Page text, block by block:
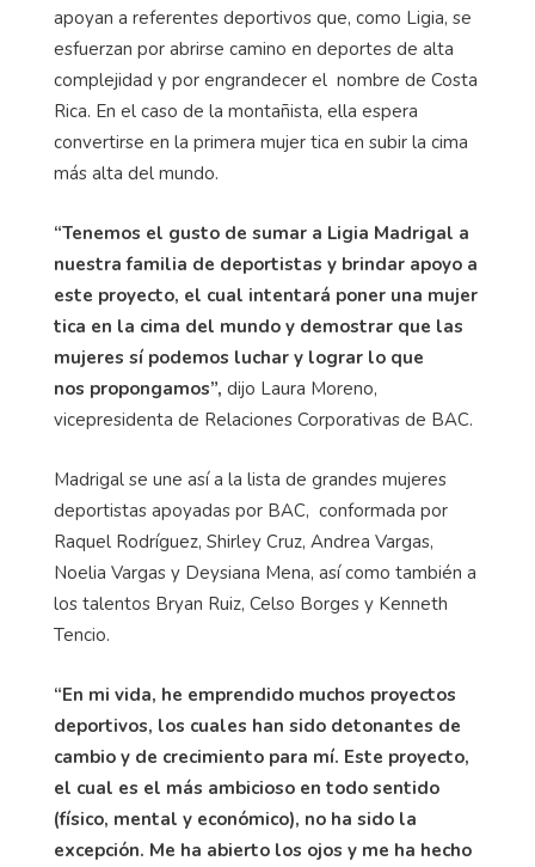
apoyan a referentes deportivos que, como Ligia, se
esfuerzan por abrirse camino en deportes de alta
complejidad y por engrandecer el nombre de Costa
Rica. En el caso de la montañista, ella espera
convertirse en la primera mujer tica en subir la cima
más alta del mundo.
“Tenemos el gusto de sumar a Ligia Madrigal a
nuestra familia de deportistas y brindar apoyo a
este proyecto, el cual intentará poner una mujer
tica en la cima del mundo y demostrar que las
mujeres sí podemos luchar y lograr lo que
nos propongamos”, dijo Laura Moreno,
vicepresidenta de Relaciones Corporativas de BAC.
Madrigal se une así a la lista de grandes mujeres
deportistas apoyadas por BAC, conformada por
Raquel Rodríguez, Shirley Cruz, Andrea Vargas,
Noelia Vargas y Deysiana Mena, así como también a
los talentos Bryan Ruiz, Celso Borges y Kenneth
Tencio.
“En mi vida, he emprendido muchos proyectos
deportivos, los cuales han sido detonantes de
cambio y de crecimiento para mí. Este proyecto,
el cual es el más ambicioso en todo sentido
(físico, mental y económico), no ha sido la
excepción. Me ha abierto los ojos y me ha hecho